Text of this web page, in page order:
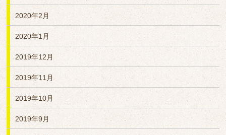
2020年2月
2020年1月
2019年12月
2019年11月
2019年10月
2019年9月